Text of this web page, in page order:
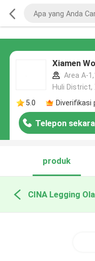
Xiamen
Area A-
Huli District,
5.0
Diverifikasi
Telepon
produk
CINA Legging